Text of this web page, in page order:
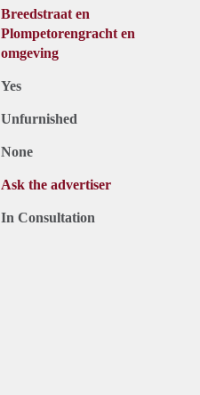
Breedstraat en
Plompetorengracht en
omgeving
Yes
Unfurnished
None
Ask the advertiser
In Consultation